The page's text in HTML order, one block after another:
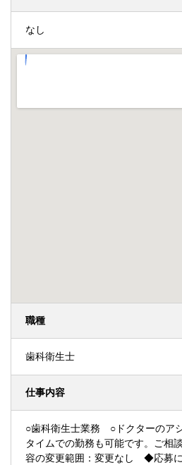
なし
職種
歯科衛生士
仕事内容
○歯科衛生士業務 ○ドクターの
タイムでの勤務も可能です。ご
容の変更範囲：変更なし ◆応募